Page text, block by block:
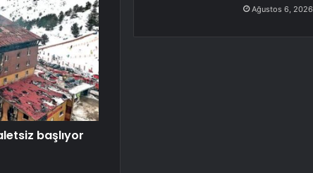
başlıyor
Ağustos 6, 2026